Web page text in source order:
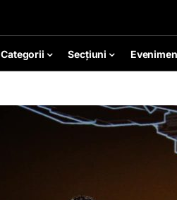
Categorii Secțiuni